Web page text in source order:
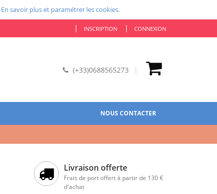
En savoir plus et paramétrer les cookies.
INSCRIPTION CONNEXION
(+33)0688565273
NOUS CONTACTER
Livraison offerte
Frais de port offert à partir de 130 €
d'achat